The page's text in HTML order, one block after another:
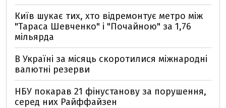
Київ шукає тих, хто відремонтує метро між
"Тараса Шевченко" і "Почайною" за 1,76
мільярда
В Україні за місяць скоротилися міжнародні
валютні резерви
НБУ покарав 21 фінустанову за порушення,
серед них Райффайзен